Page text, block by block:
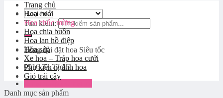
Tìm kiếm:
Tổng đài đặt hoa Siêu tốc
0916.33.77.45
Trang chủ
Hoa cưới
Hoa chúc mừng
Hoa chia buồn
Hoa lan hồ điệp
Hoa sáp
Xe hoa – Tráp hoa cưới
Phụ kiện ngành hoa
Giỏ trái cây
Danh mục sản phẩm